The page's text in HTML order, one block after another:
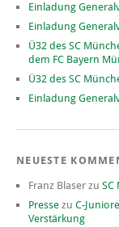
Einladung
Einladung
Ü32 des SC
dem FC Bayern
Ü32 des SC
Einladung
NEUESTE
Franz Blaser zu SC
Presse zu C-
Verstärkung